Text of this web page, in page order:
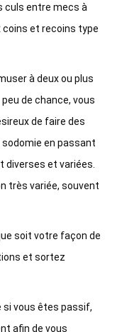
culs entre mecs à
coins et recoins type
à deux ou plus
de chance, vous
de faire des
en passant
diverses et variées.
très variée, souvent
soit votre façon de
et sortez
si vous êtes passif,
afin de vous